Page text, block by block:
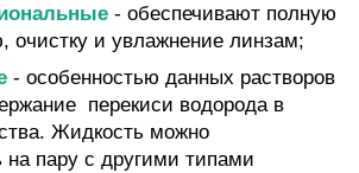
- обеспечивают полную
очистку и увлажнение линзам;
- особенностью данных растворов
перекиси водорода в
Жидкость можно
на пару с другими типами